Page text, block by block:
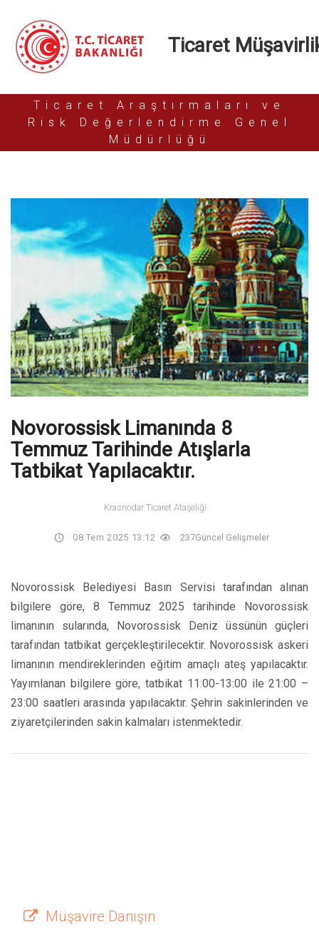
Ticaret
Ticaret Araştırmaları ve
Risk Değerlendirme Genel
Müdürlüğü
Novorossisk Limanında 8
Temmuz Tarihinde Atışlarla
Tatbikat Yapılacaktır.
Krasnodar Ticaret Ataşeliği
08 Tem 2025 13:12 237Güncel Gelişmeler
Novorossisk Belediyesi Basın Servisi tarafından alınan
bilgilere göre, 8 Temmuz 2025 tarihinde Novorossisk
limanının sularında, Novorossisk Deniz üssünün güçleri
tarafından tatbikat gerçekleştirilecektir. Novorossisk askeri
limanının mendireklerinden eğitim amaçlı ateş yapılacaktır.
Yayımlanan bilgilere göre, tatbikat 11:00-13:00 ile 21:00 –
23:00 saatleri arasında yapılacaktır. Şehrin sakinlerinden ve
ziyaretçilerinden sakin kalmaları istenmektedir.
Müşavire Danışın